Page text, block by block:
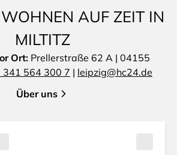
AUF ZEIT IN
MILTITZ
Ort: Prellerstraße 62 A | 04155
341 564 300 7 | leipzig@hc24.de
Über uns